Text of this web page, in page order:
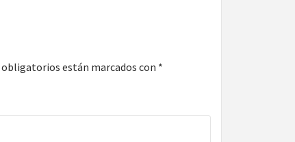
obligatorios están marcados con *